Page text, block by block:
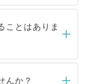
はご連絡をせて
お待ちくださ
っている求人の
らご覧いただ
非公開求人は
は公開してい
ことはありま
は一切ありませ
定をいただい
んか？